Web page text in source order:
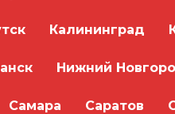
в этом браузере для
Калининград
Нижний
Самара Саратов